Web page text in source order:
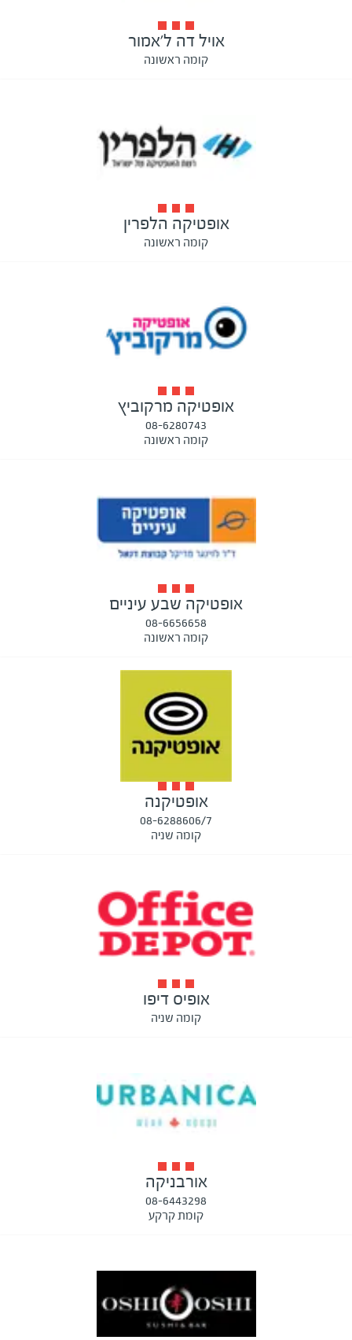
אויל דה ל'אמור
קומה ראשונה
אופטיקה הלפרין
קומה ראשונה
אופטיקה מרקוביץ
08-6280743
קומה ראשונה
אופטיקה שבע עיניים
08-6656658
קומה ראשונה
אופטיקנה
08-6288606/7
קומה שניה
אופיס דיפו
קומה שניה
אורבניקה
08-6443298
קומת קרקע